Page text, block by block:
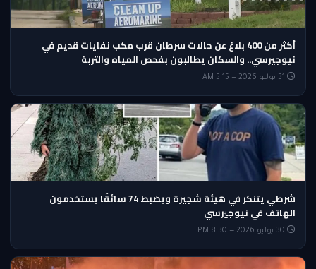
أكثر من 400 بلاغ عن حالات سرطان قرب مكب نفايات قديم في
نيوجيرسي.. والسكان يطالبون بفحص المياه والتربة
شرطي يتنكر في هيئة شجيرة ويضبط 74 سائقًا يستخدمون
الهاتف في نيوجيرسي